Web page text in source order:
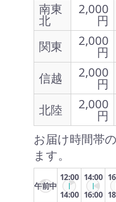
南東
北
2,000
円
関東
2,000
円
信越
2,000
円
北陸
2,000
円
お届け時間帯
ます。
午前中
12:00
14:00
14:00
16:00